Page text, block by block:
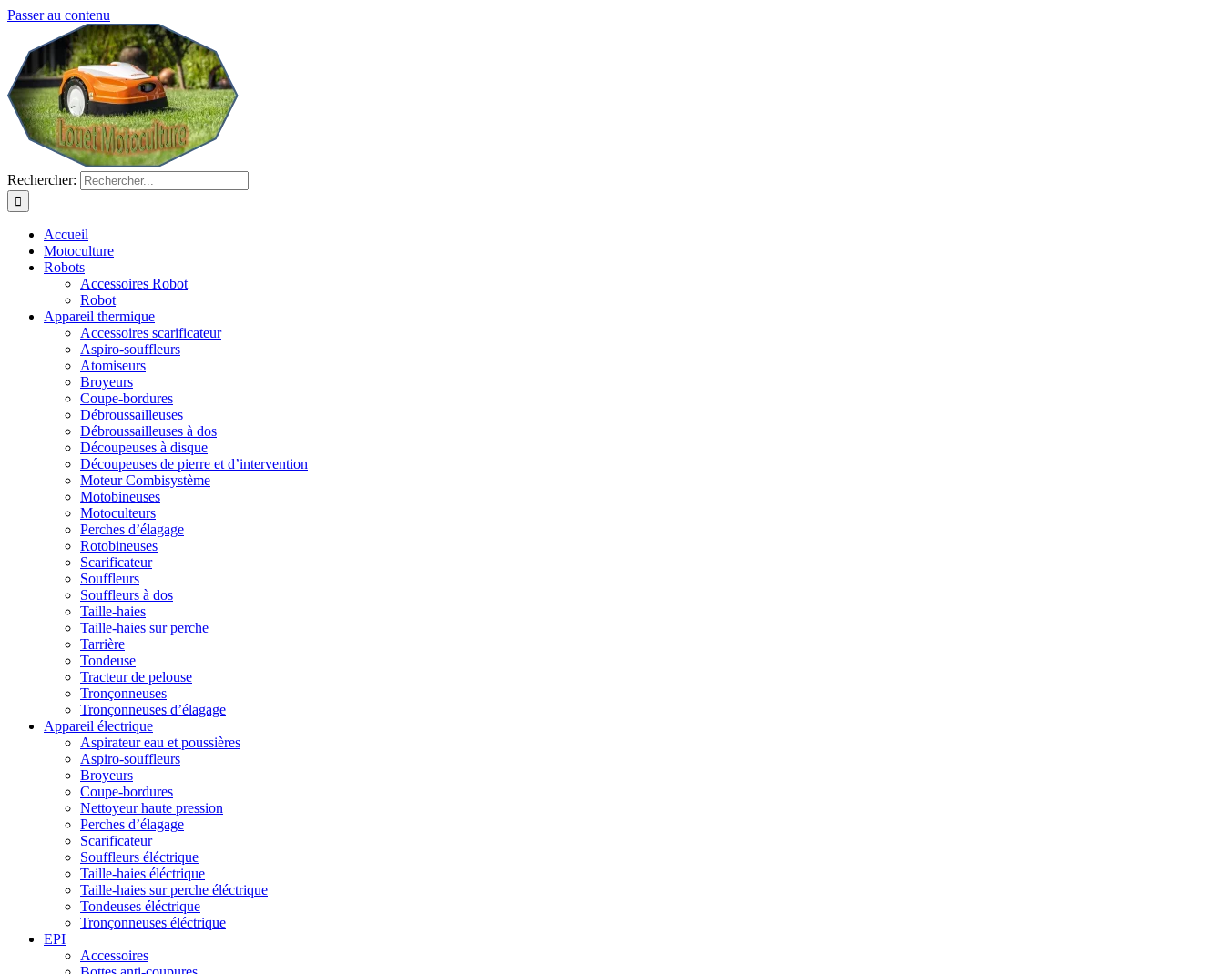
Passer au contenu
Rechercher:
Accueil
Motoculture
Robots
Accessoires Robot
Robot
Appareil thermique
Accessoires scarificateur
Aspiro-souffleurs
Atomiseurs
Broyeurs
Coupe-bordures
Débroussailleuses
Débroussailleuses à dos
Découpeuses à disque
Découpeuses de pierre et d’intervention
Moteur Combisystème
Motobineuses
Motoculteurs
Perches d’élagage
Rotobineuses
Scarificateur
Souffleurs
Souffleurs à dos
Taille-haies
Taille-haies sur perche
Tarrière
Tondeuse
Tracteur de pelouse
Tronçonneuses
Tronçonneuses d’élagage
Appareil électrique
Aspirateur eau et poussières
Aspiro-souffleurs
Broyeurs
Coupe-bordures
Nettoyeur haute pression
Perches d’élagage
Scarificateur
Souffleurs éléctrique
Taille-haies éléctrique
Taille-haies sur perche éléctrique
Tondeuses éléctrique
Tronçonneuses éléctrique
EPI
Accessoires